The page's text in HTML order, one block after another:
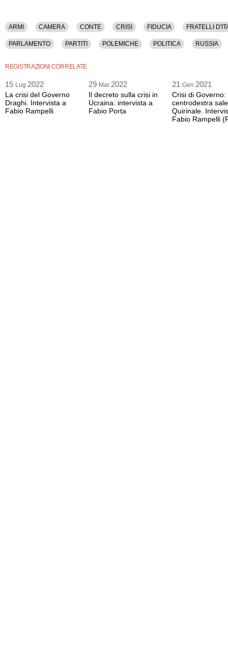
ARMI CAMERA CONTE CRISI FIDUCIA FRATELLI
PARLAMENTO PARTITI POLEMICHE POLITICA RUSSIA
REGISTRAZIONI CORRELATE
15 Lug 2022
La crisi del Governo
Draghi. Intervista a
Fabio Rampelli
29 Mar 2022
Il decreto sulla crisi in
Ucraina: intervista a
Fabio Porta
21 Gen 2021
Crisi di Governo:
centrodestra
Quirinale.
Fabio Rampelli